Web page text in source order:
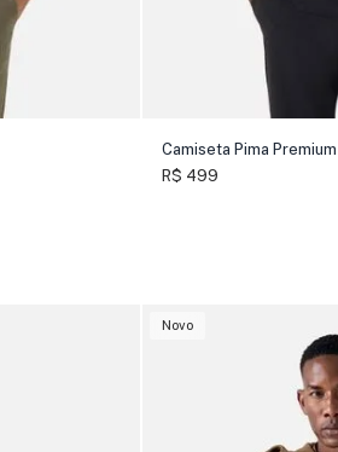
Camiseta Pima Premium
R$ 499
Novo